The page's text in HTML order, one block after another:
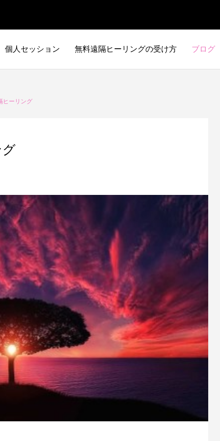
個人セッション 無料遠隔ヒーリングの受け方 ブログ
ーリング